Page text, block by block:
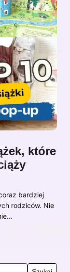
które
bardziej
rodziców. Nie